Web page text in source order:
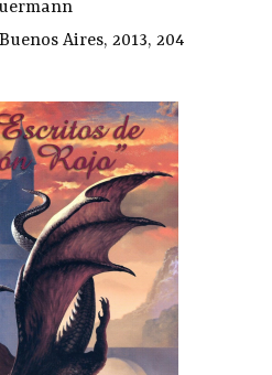
Aires, 2013, 204